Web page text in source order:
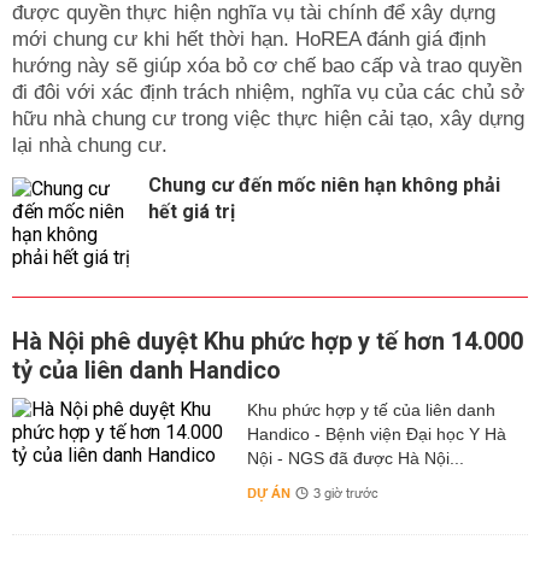
được quyền thực hiện nghĩa vụ tài chính để xây dựng
mới chung cư khi hết thời hạn. HoREA đánh giá định
hướng này sẽ giúp xóa bỏ cơ chế bao cấp và trao quyền
đi đôi với xác định trách nhiệm, nghĩa vụ của các chủ sở
hữu nhà chung cư trong việc thực hiện cải tạo, xây dựng
lại nhà chung cư.
Chung cư đến mốc niên hạn không phải
hết giá trị
Hà Nội phê duyệt Khu phức hợp y tế hơn 14.000
tỷ của liên danh Handico
Khu phức hợp y tế của liên danh
Handico - Bệnh viện Đại học Y Hà
Nội - NGS đã được Hà Nội...
DỰ ÁN 3 giờ trước